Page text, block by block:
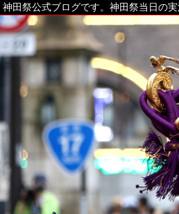
神田祭公式ブログです。神田祭当日の